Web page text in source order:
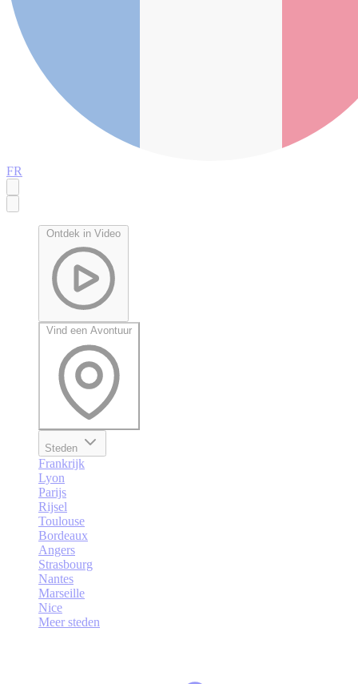
FR
Ontdek in Video
Vind een Avontuur
Steden
Frankrijk
Lyon
Parijs
Rijsel
Toulouse
Bordeaux
Angers
Strasbourg
Nantes
Marseille
Nice
Meer steden